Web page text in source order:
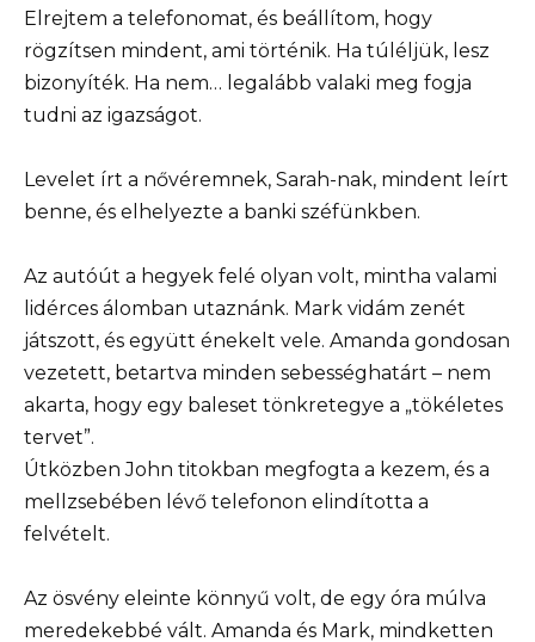
Elrejtem a telefonomat, és beállítom, hogy
rögzítsen mindent, ami történik. Ha túléljük, lesz
bizonyíték. Ha nem… legalább valaki meg fogja
tudni az igazságot.
Levelet írt a nővéremnek, Sarah-nak, mindent leírt
benne, és elhelyezte a banki széfünkben.
Az autóút a hegyek felé olyan volt, mintha valami
lidérces álomban utaznánk. Mark vidám zenét
játszott, és együtt énekelt vele. Amanda gondosan
vezetett, betartva minden sebességhatárt – nem
akarta, hogy egy baleset tönkretegye a „tökéletes
tervet”.
Útközben John titokban megfogta a kezem, és a
mellzsebében lévő telefonon elindította a
felvételt.
Az ösvény eleinte könnyű volt, de egy óra múlva
meredekebbé vált. Amanda és Mark, mindketten